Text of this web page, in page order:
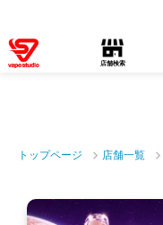
店舗検索
トップページ 店舗一覧